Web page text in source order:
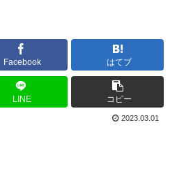
Facebook はてブ
LINE コピー
2023.03.01